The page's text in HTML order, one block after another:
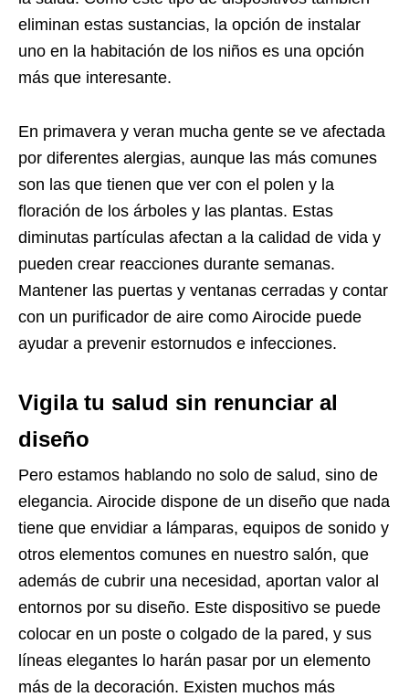
eliminan estas sustancias, la opción de instalar
uno en la habitación de los niños es una opción
más que interesante.
En primavera y veran mucha gente se ve afectada
por diferentes alergias, aunque las más comunes
son las que tienen que ver con el polen y la
floración de los árboles y las plantas. Estas
diminutas partículas afectan a la calidad de vida y
pueden crear reacciones durante semanas.
Mantener las puertas y ventanas cerradas y contar
con un purificador de aire como Airocide puede
ayudar a prevenir estornudos e infecciones.
Vigila tu salud sin renunciar al
diseño
Pero estamos hablando no solo de salud, sino de
elegancia. Airocide dispone de un diseño que nada
tiene que envidiar a lámparas, equipos de sonido y
otros elementos comunes en nuestro salón, que
además de cubrir una necesidad, aportan valor al
entornos por su diseño. Este dispositivo se puede
colocar en un poste o colgado de la pared, y sus
líneas elegantes lo harán pasar por un elemento
más de la decoración. Existen muchos más